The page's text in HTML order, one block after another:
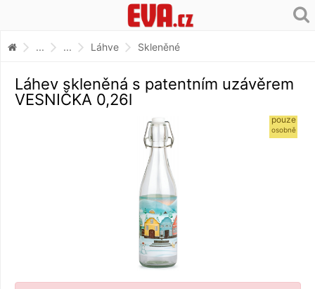
... ... Láhve Skleněné
Láhev skleněná s patentním uzávěrem
VESNIČKA 0,26l
pouze
osobně